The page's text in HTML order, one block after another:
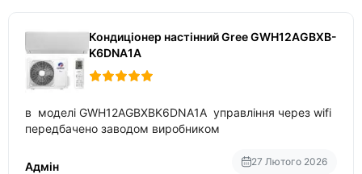
Кондиціонер настінний Gree GWH12AGBXB-
K6DNA1A
в моделі GWH12AGBXBK6DNA1A управління через wifi
передбачено заводом виробником
Адмін 27 Лютого 2026